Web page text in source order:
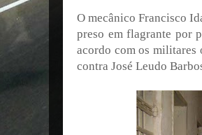
O mecânico Francisco
preso em flagrante por
acordo com os
contra José Leudo